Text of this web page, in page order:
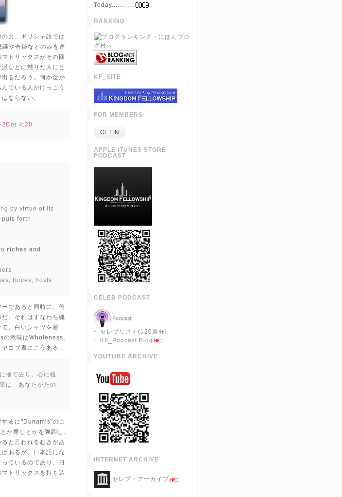
力、ギリシャ語では
や奇跡などのみを連
トリックスがその回
などに懲りた人にと
るだろう。何か念が
でいる人がけっこう
ならない。
2Cor 4:20
by virtue of its
forth
riches and
forces, hosts
であると同時に、倫
。それはすなわち魂
、白いシャツを着
の意味はWholeness。
コブ書にこうある：
捨て去り、心に植
は、あなたがたの
るに"Dunamis"のこ
か癒しとかを強調し、
と言われるむきがあ
あるが、日本語にな
ているのであり、日
トリックスを持ち込
Today............
RANKING
KF_SITE
FOR MEMBERS
APPLE iTUNES STORE
PODCAST
CELEB PODCAST
セレブリスト(120週分)
KF_Podcast Blog
YOUTUBE ARCHIVE
INTERNET ARCHIVE
セレブ・アーカイブ